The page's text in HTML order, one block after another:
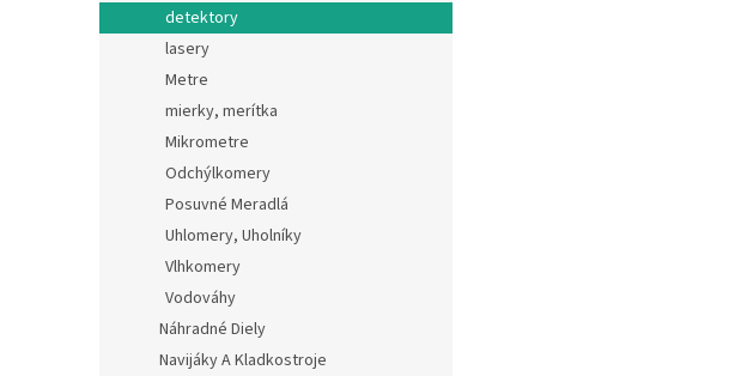
detektory
lasery
Metre
mierky, merítka
Mikrometre
Odchýlkomery
Posuvné Meradlá
Uhlomery, Uholníky
Vlhkomery
Vodováhy
Náhradné Diely
Navijáky A Kladkostroje